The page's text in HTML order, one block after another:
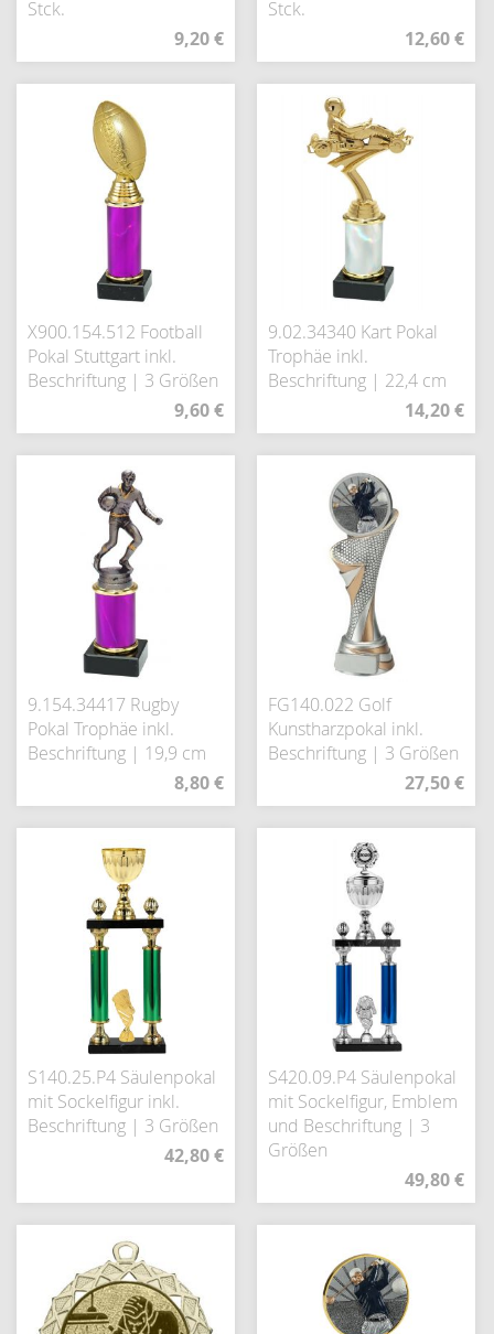
Stck.
9,20 €
Stck.
12,60 €
X900.154.512 Football
Pokal Stuttgart inkl.
Beschriftung | 3 Größen
9,60 €
9.02.34340 Kart Pokal
Trophäe inkl.
Beschriftung | 22,4 cm
14,20 €
9.154.34417 Rugby
Pokal Trophäe inkl.
Beschriftung | 19,9 cm
8,80 €
FG140.022 Golf
Kunstharzpokal inkl.
Beschriftung | 3 Größen
27,50 €
S140.25.P4 Säulenpokal
mit Sockelfigur inkl.
Beschriftung | 3 Größen
42,80 €
S420.09.P4 Säulenpokal
mit Sockelfigur, Emblem
und Beschriftung | 3
Größen
49,80 €